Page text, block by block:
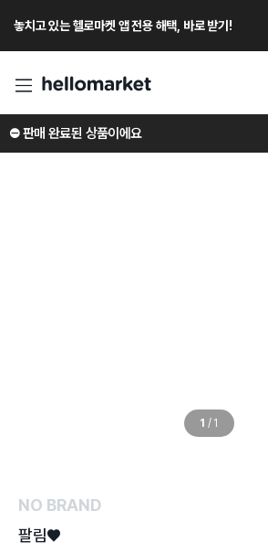
놓치고 있는 헬로마켓 앱 전용 해택, 바로 받기!
1 / 1
⛔️ 판매 완료된 상품이에요
NO BRAND
팔림♥